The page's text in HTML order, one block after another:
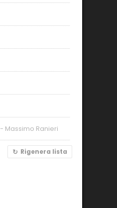
- Massimo Ranieri
Rigenera lista